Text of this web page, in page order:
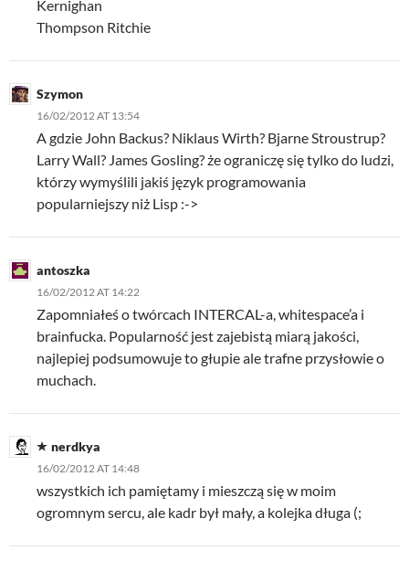
Kernighan
Thompson Ritchie
Szymon
16/02/2012 AT 13:54
A gdzie John Backus? Niklaus Wirth? Bjarne Stroustrup?
Larry Wall? James Gosling? że ograniczę się tylko do ludzi,
którzy wymyślili jakiś język programowania
popularniejszy niż Lisp :->
antoszka
16/02/2012 AT 14:22
Zapomniałeś o twórcach INTERCAL-a, whitespace’a i
brainfucka. Popularność jest zajebistą miarą jakości,
najlepiej podsumowuje to głupie ale trafne przysłowie o
muchach.
nerdkya
16/02/2012 AT 14:48
wszystkich ich pamiętamy i mieszczą się w moim
ogromnym sercu, ale kadr był mały, a kolejka długa (;